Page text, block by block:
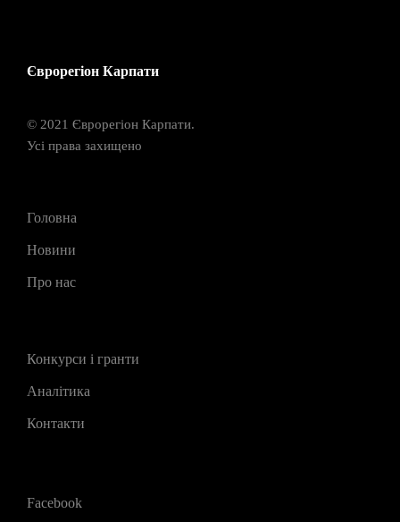
Єврорегіон Карпати
© 2021 Єврорегіон Карпати.
Усі права захищено
Головна
Новини
Про нас
Конкурси і гранти
Аналітика
Контакти
Facebook